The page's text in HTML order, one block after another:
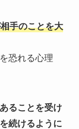
手のことを大
恐れる心理
ることを受け
続けるように